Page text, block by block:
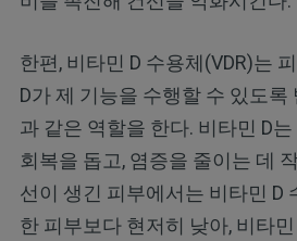
한편, 비타민 D 수용체(VDR)는
D가 제 기능을 수행할 수 있도
과 같은 역할을 한다. 비타민 D
회복을 돕고, 염증을 줄이는 데
선이 생긴 피부에서는 비타민 D
한 피부보다 현저히 낮아, 비타